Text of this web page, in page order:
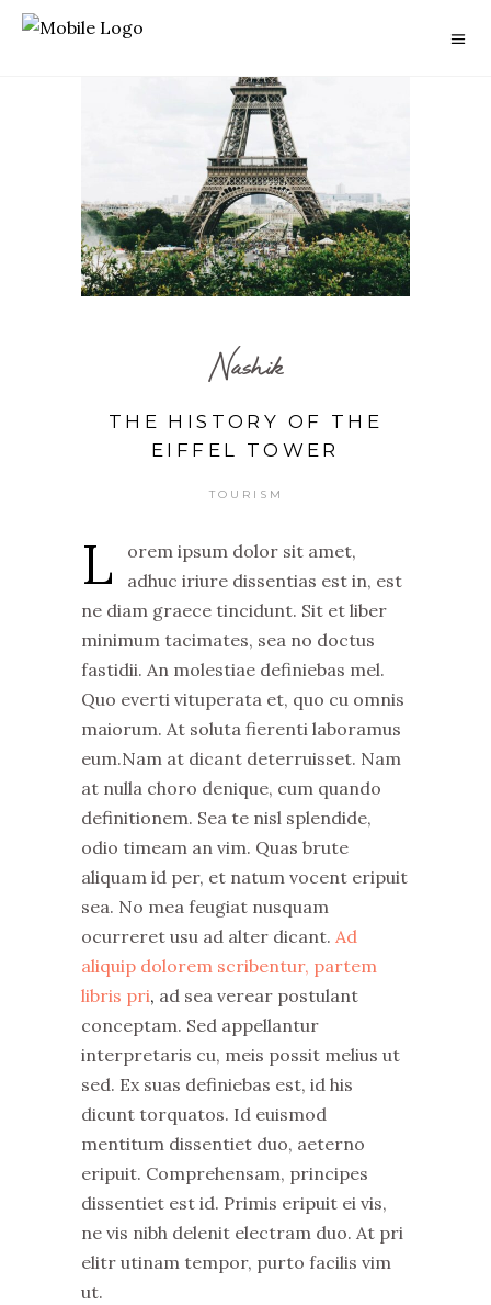
Nashik
THE HISTORY OF THE
EIFFEL TOWER
TOURISM
L
orem ipsum dolor sit amet,
adhuc iriure dissentias est in, est
ne diam graece tincidunt. Sit et liber
minimum tacimates, sea no doctus
fastidii. An molestiae definiebas mel.
Quo everti vituperata et, quo cu omnis
maiorum. At soluta fierenti laboramus
eum.Nam at dicant deterruisset. Nam
at nulla choro denique, cum quando
definitionem. Sea te nisl splendide,
odio timeam an vim. Quas brute
aliquam id per, et natum vocent eripuit
sea. No mea feugiat nusquam
ocurreret usu ad alter dicant. Ad
aliquip dolorem scribentur, partem
libris pri, ad sea verear postulant
conceptam. Sed appellantur
interpretaris cu, meis possit melius ut
sed. Ex suas definiebas est, id his
dicunt torquatos. Id euismod
mentitum dissentiet duo, aeterno
eripuit. Comprehensam, principes
dissentiet est id. Primis eripuit ei vis,
ne vis nibh delenit electram duo. At pri
elitr utinam tempor, purto facilis vim
ut.